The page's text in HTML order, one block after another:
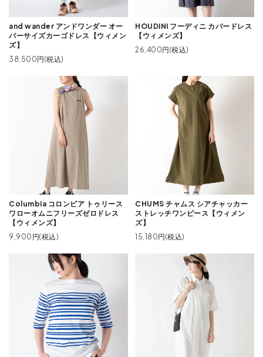
and wander アンドワンダー オー
バーサイズカーゴドレス【ウィメン
ズ】
38,500円(税込)
HOUDINI フーディニ カバードレス
【ウィメンズ】
26,400円(税込)
Columbia コロンビア トゥリース
ワローオムニフリーズゼロドレス
【ウィメンズ】
9,900円(税込)
CHUMS チャムス シアチャッカー
ストレッチワンピース【ウィメン
ズ】
15,180円(税込)